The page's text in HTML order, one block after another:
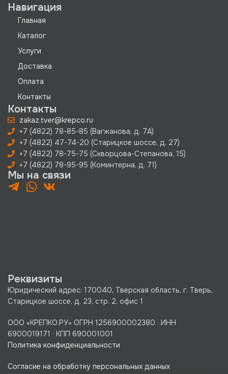
Навигация
Главная
Каталог
Услуги
Доставка
Оплата
Контакты
Контакты
zakaz.tver@krepco.ru
+7 (4822) 78-85-85 (Вагжанова, д. 7А)
+7 (4822) 47-74-20 (Старицкое шоссе, д. 27)
+7 (4822) 78-75-75 (Скворцова-Степанова, 15)
+7 (4822) 78-95-95 (Коминтерна, д. 71)
Мы на связи
Реквизиты
Юридический адрес: 170040, Тверская область, г. Тверь,
Старицкое шоссе, д. 23, стр. 2, офис 1
ООО «КРЕПКО.РУ» ОГРН 1256900002380 · ИНН
6900019171 · КПП 690001001
Политика конфиденциальности
Согласие на обработку персональных данных